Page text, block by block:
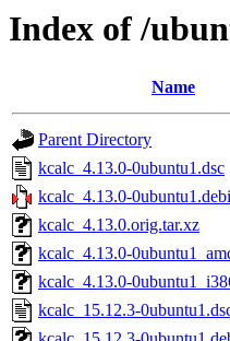
Index of /
Name
Parent Directory
kcalc_4.13.0-0ubuntu1.dsc
kcalc_4.13.0-
kcalc_4.13.0.orig.tar.xz
kcalc_4.13.0-
kcalc_4.13.0-
kcalc_15.12.3-